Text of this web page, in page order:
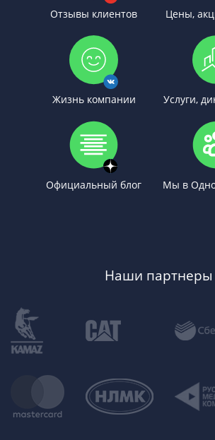
Отзывы клиентов Цены,
Жизнь компании Услуги,
Официальный блог Мы в
Наши партнеры